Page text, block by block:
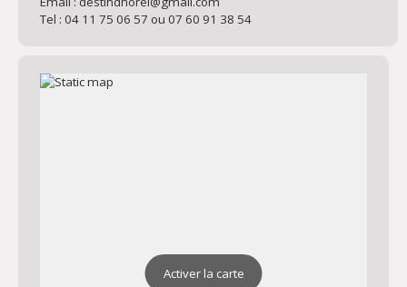
Tel : 04 11 75 06 57 ou 07 60 91 38 54
Activer la carte